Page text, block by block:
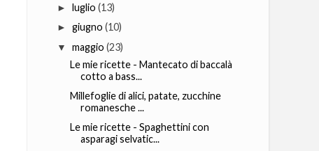
►luglio(13)
►giugno(10)
▼maggio(23)
Le mie ricette - Mantecato di baccalà
cotto a bass...
Millefoglie di alici, patate, zucchine
romanesche ...
Le mie ricette - Spaghettini con
asparagi selvatic...